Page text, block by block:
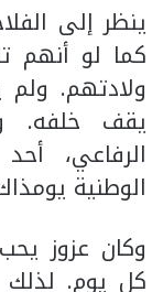
ينظر إلى
كما لو أنهم
ولادتهم. ولم
يقف خلفه.
الرفاعي،
الوطنية
وكان عزوز
كل يوم.